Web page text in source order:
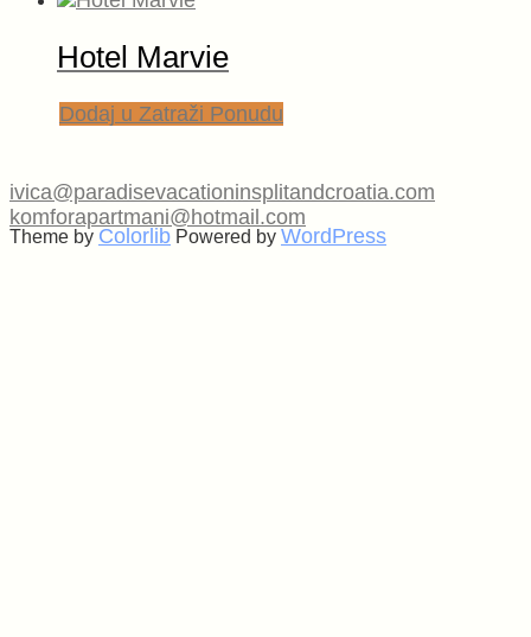
Hotel Marvie
Dodaj u Zatraži Ponudu
ivica@paradisevacationinsplitandcroatia.com
komforapartmani@hotmail.com
Theme by Colorlib Powered by WordPress